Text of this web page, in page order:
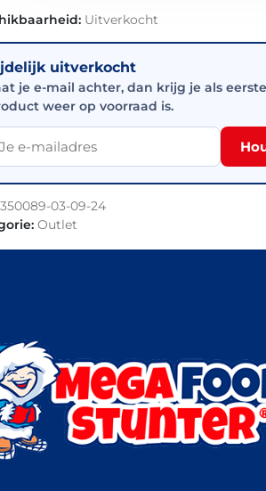
Uitverkocht
uitverkocht
je e-mail achter, dan krijg je als
weer op voorraad is.
350089-03-09-24
Outlet